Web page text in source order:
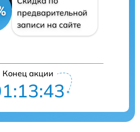
предварительной
записи на сайте
Конец акции